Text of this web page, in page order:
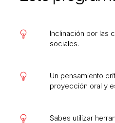
Inclinación por las
sociales.
Un pensamiento
proyección oral y
Sabes utilizar